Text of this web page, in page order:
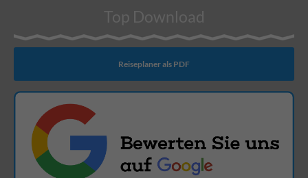
Top Download
Reiseplaner als PDF